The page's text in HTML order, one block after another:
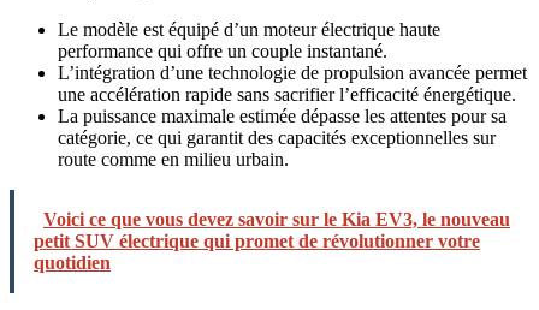
Le modèle est équipé d’un moteur électrique haute
performance qui offre un couple instantané.
L’intégration d’une technologie de propulsion avancée permet
une accélération rapide sans sacrifier l’efficacité énergétique.
La puissance maximale estimée dépasse les attentes pour sa
catégorie, ce qui garantit des capacités exceptionnelles sur
route comme en milieu urbain.
Voici ce que vous devez savoir sur le Kia EV3, le nouveau
petit SUV électrique qui promet de révolutionner votre
quotidien